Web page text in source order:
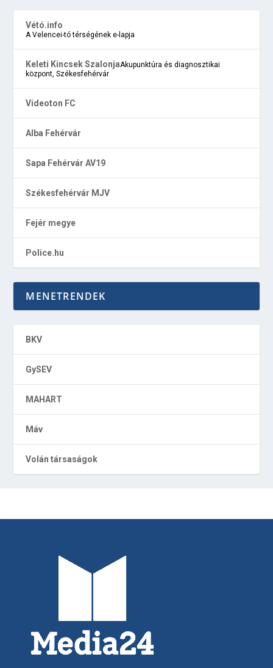
Vétó.info
A Velencei-tó térségének e-lapja
Keleti Kincsek SzalonjaAkupunktúra és diagnosztikai
központ, Székesfehérvár
Videoton FC
Alba Fehérvár
Sapa Fehérvár AV19
Székesfehérvár MJV
Fejér megye
Police.hu
MENETRENDEK
BKV
GySEV
MAHART
Máv
Volán társaságok